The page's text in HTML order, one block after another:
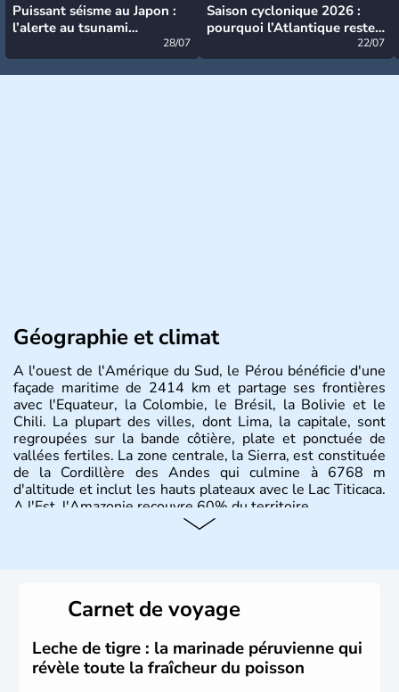
Puissant séisme au Japon :
l’alerte au tsunami
28/07
Saison cyclonique 2026 :
pourquoi l’Atlantique reste
22/07
Géographie et climat
A l'ouest de l'Amérique du Sud, le Pérou bénéficie d'une
façade maritime de 2414 km et partage ses frontières
avec l'Equateur, la Colombie, le Brésil, la Bolivie et le
Chili. La plupart des villes, dont Lima, la capitale, sont
regroupées sur la bande côtière, plate et ponctuée de
vallées fertiles. La zone centrale, la Sierra, est constituée
de la Cordillère des Andes qui culmine à 6768 m
d'altitude et inclut les hauts plateaux avec le Lac Titicaca.
A l'Est, l'Amazonie recouvre 60% du territoire.
Carnet de voyage
Leche de tigre : la marinade péruvienne qui
révèle toute la fraîcheur du poisson